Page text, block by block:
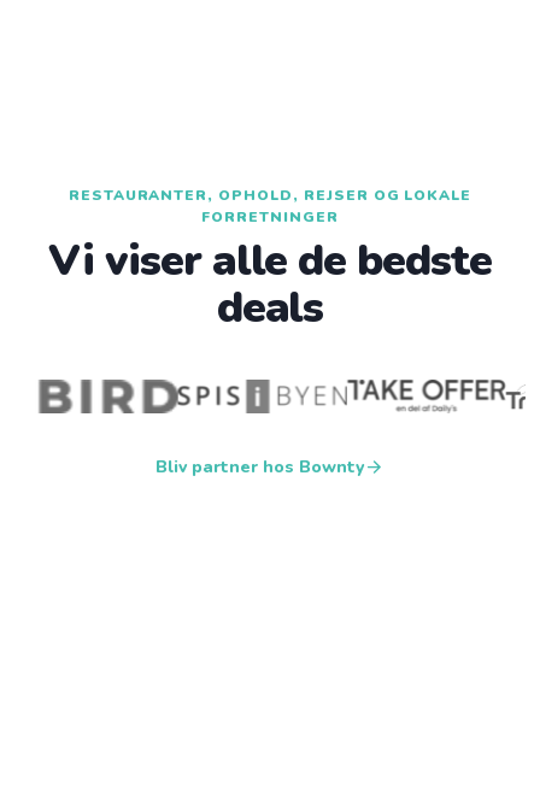
RESTAURANTER, OPHOLD, REJSER OG LOKALE
FORRETNINGER
Vi viser alle de bedste
deals
Bliv partner hos Bowntyarrow_forward